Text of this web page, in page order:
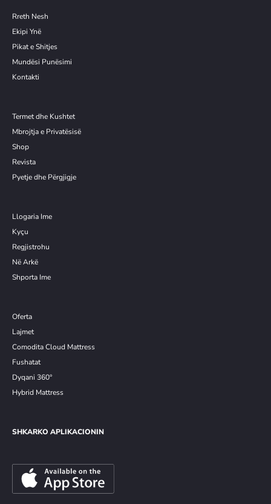
Rreth Nesh
Ekipi Ynë
Pikat e Shitjes
Mundësi Punësimi
Kontakti
Termet dhe Kushtet
Mbrojtja e Privatësisë
Shop
Revista
Pyetje dhe Përgjigje
Llogaria Ime
Kyçu
Regjistrohu
Në Arkë
Shporta Ime
Oferta
Lajmet
Comodita Cloud Mattress
Fushatat
Dyqani 360°
Hybrid Mattress
SHKARKO APLIKACIONIN